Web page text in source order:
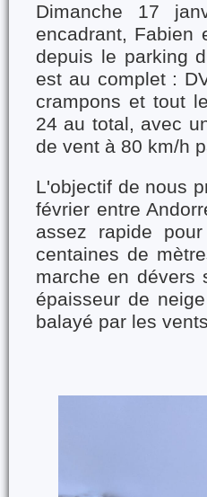
Dimanche 17
encadrant, Fabien
depuis le parking
est au complet :
crampons et tout
24 au total, avec
de vent à 80 km/h
L'objectif de nous
février entre
assez rapide
centaines de
marche en dévers
épaisseur de
balayé par les